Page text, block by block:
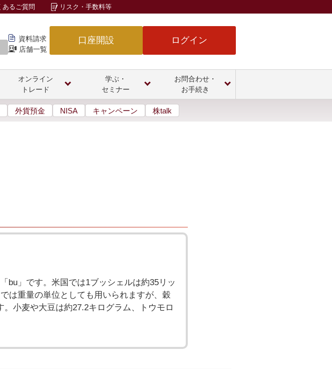
資料請求
店舗一覧
口座開設 ログイン
あるご質問 リスク・手数料等
オンライン
トレード
学ぶ・
セミナー
お問合わせ・
お手続き
外貨預金 NISA キャンペーン 株talk
bu」です。米国では1ブッシェルは約35リッ
は重量の単位としても用いられますが、穀
小麦や大豆は約27.2キログラム、トウモロ